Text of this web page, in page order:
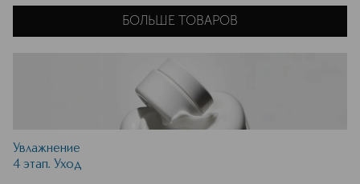
БОЛЬШЕ ТОВАРОВ
Увлажнение
4 этап. Уход